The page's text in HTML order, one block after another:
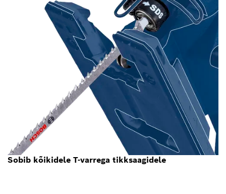
Sobib kõikidele T-varrega tikksaagidele